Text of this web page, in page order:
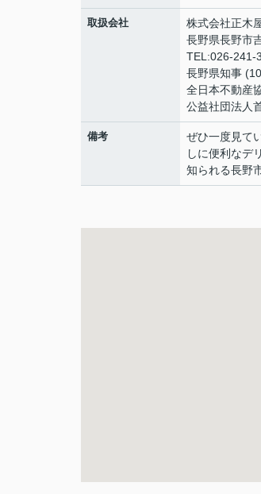
取扱会社
株式会社正木
長野県長野市
TEL:026-241-
長野県知事
全日本不動産
公益社団法人
備考
ぜひ一度見て
しに便利なデ
知られる長野